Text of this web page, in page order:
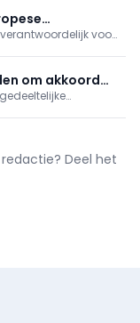
voor
om akkoord
Deel het